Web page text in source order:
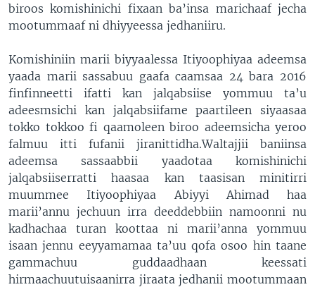
biroos komishinichi fixaan ba’insa marichaaf jecha
mootummaaf ni dhiyyeessa jedhaniiru.
Komishiniin marii biyyaalessa Itiyoophiyaa adeemsa
yaada marii sassabuu gaafa caamsaa 24 bara 2016
finfinneetti ifatti kan jalqabsiise yommuu ta’u
adeesmsichi kan jalqabsiifame paartileen siyaasaa
tokko tokkoo fi qaamoleen biroo adeemsicha yeroo
falmuu itti fufanii jiranittidha.Waltajjii baniinsa
adeemsa sassaabbii yaadotaa komishinichi
jalqabsiiserratti haasaa kan taasisan minitirri
muummee Itiyoophiyaa Abiyyi Ahimad haa
marii’annu jechuun irra deeddebbiin namoonni nu
kadhachaa turan koottaa ni marii’anna yommuu
isaan jennu eeyyamamaa ta’uu qofa osoo hin taane
gammachuu guddaadhaan keessati
hirmaachuutuisaanirra jiraata jedhanii mootummaan